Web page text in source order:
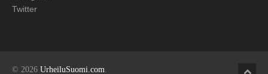
Twitter
© 2026 UrheiluSuomi.com.